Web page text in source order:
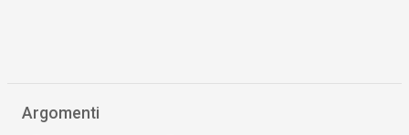
Argomenti